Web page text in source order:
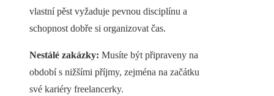
vlastní pěst vyžaduje pevnou disciplínu a
schopnost dobře si organizovat čas.
Nestálé zakázky: Musíte být připraveny na
období s nižšími příjmy, zejména na začátku
své kariéry freelancerky.